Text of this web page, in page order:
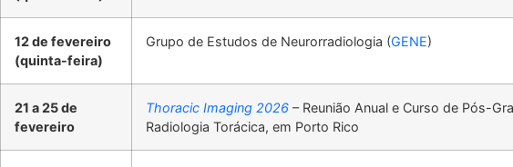
12 de fevereiro
(quinta-feira)
Grupo de Estudos de Neurorradiologia (GENE)
21 a 25 de
fevereiro
Thoracic Imaging 2026 – Reunião Anual e Curso de Pós-
Radiologia Torácica, em Porto Rico